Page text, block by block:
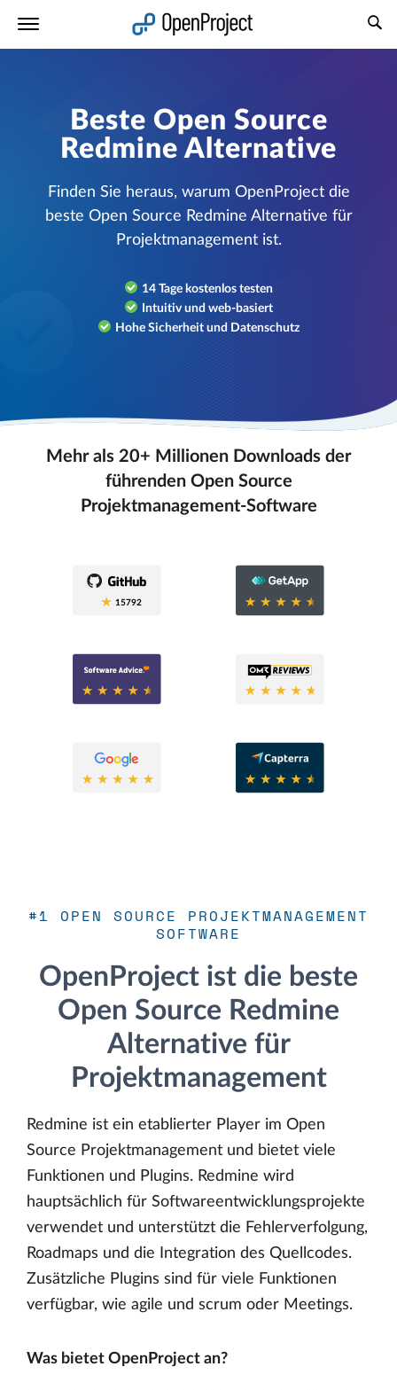
Beste Open Source
Redmine Alternative
Finden Sie heraus, warum OpenProject die
beste Open Source Redmine Alternative für
Projektmanagement ist.
14 Tage kostenlos testen
Intuitiv und web-basiert
Hohe Sicherheit und Datenschutz
Mehr als 20+ Millionen Downloads der
führenden Open Source
Projektmanagement-Software
15792
#1 OPEN SOURCE PROJEKTMANAGEMENT
SOFTWARE
OpenProject ist die beste
Open Source Redmine
Alternative für
Projektmanagement
Redmine ist ein etablierter Player im Open
Source Projektmanagement und bietet viele
Funktionen und Plugins. Redmine wird
hauptsächlich für Softwareentwicklungsprojekte
verwendet und unterstützt die Fehlerverfolgung,
Roadmaps und die Integration des Quellcodes.
Zusätzliche Plugins sind für viele Funktionen
verfügbar, wie agile und scrum oder Meetings.
Was bietet OpenProject an?
Link in neuem Tab öffnen